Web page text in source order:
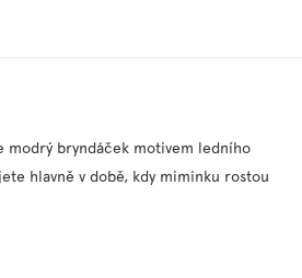
modrý bryndáček motivem ledního
hlavně v době, kdy miminku rostou